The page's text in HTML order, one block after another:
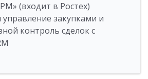
(входит в Ростех)
закупками и
контроль сделок с